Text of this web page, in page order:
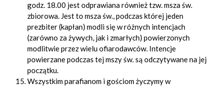
godz. 18.00 jest odprawiana również tzw. msza św.
zbiorowa. Jest to msza św., podczas której jeden
prezbiter (kapłan) modli się w różnych intencjach
(zarówno za żywych, jak i zmarłych) powierzonych
modlitwie przez wielu ofiarodawców. Intencje
powierzane podczas tej mszy św. są odczytywane na jej
początku.
Wszystkim parafianom i gościom życzymy w